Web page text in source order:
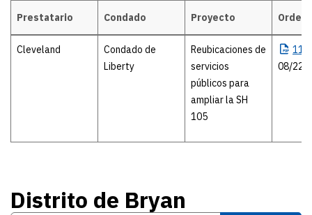
Distrito de Beaumont
Prestatario Condado Proyecto Orden
Cleveland
Condado de
Liberty
Reubicaciones de
servicios
públicos para
ampliar la SH
105
08/22/
Distrito de Bryan